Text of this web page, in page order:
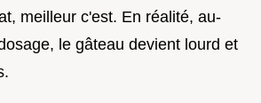
meilleur c'est. En réalité, au-
le gâteau devient lourd et